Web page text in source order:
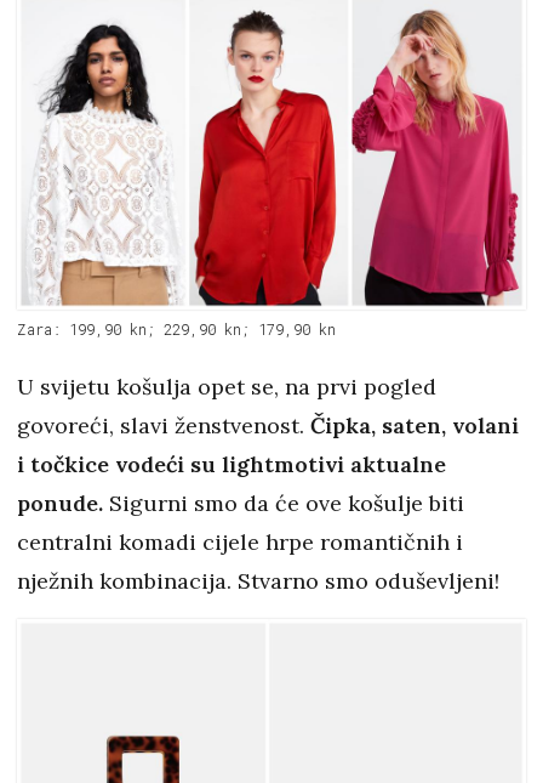
Zara: 199,90 kn; 229,90 kn; 179,90 kn
U svijetu košulja opet se, na prvi pogled
govoreći, slavi ženstvenost. Čipka, saten, volani
i točkice vodeći su lightmotivi aktualne
ponude. Sigurni smo da će ove košulje biti
centralni komadi cijele hrpe romantičnih i
nježnih kombinacija. Stvarno smo oduševljeni!